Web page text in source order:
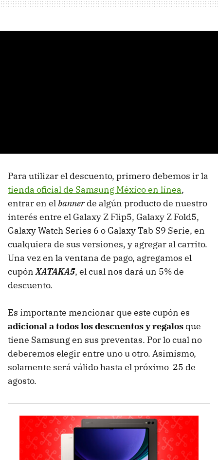
Para utilizar el descuento, primero debemos ir la
tienda oficial de Samsung México en línea,
entrar en elbannerde algún producto de nuestro
interés entre el Galaxy Z Flip5, Galaxy Z Fold5,
Galaxy Watch Series 6 o Galaxy Tab S9 Serie, en
cualquiera de sus versiones, y agregar al carrito.
Una vez en la ventana de pago, agregamos el
cupónXATAKA5, el cual nos dará un 5% de
descuento.
Es importante mencionar que este cupón es
adicional a todos los descuentos y regalos que
tiene Samsung en sus preventas. Por lo cual no
deberemos elegir entre uno u otro. Asimismo,
solamente será válido hasta el próximo 25 de
agosto.